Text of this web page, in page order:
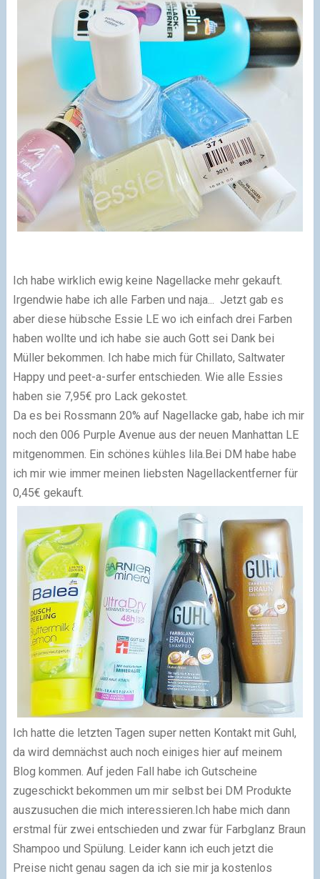
Ich habe wirklich ewig keine Nagellacke mehr gekauft.
Irgendwie habe ich alle Farben und naja... Jetzt gab es
aber diese hübsche Essie LE wo ich einfach drei Farben
haben wollte und ich habe sie auch Gott sei Dank bei
Müller bekommen. Ich habe mich für Chillato, Saltwater
Happy und peet-a-surfer entschieden. Wie alle Essies
haben sie 7,95€ pro Lack gekostet.
Da es bei Rossmann 20% auf Nagellacke gab, habe ich mir
noch den 006 Purple Avenue aus der neuen Manhattan LE
mitgenommen. Ein schönes kühles lila.Bei DM habe habe
ich mir wie immer meinen liebsten Nagellackentferner für
0,45€ gekauft.
Ich hatte die letzten Tagen super netten Kontakt mit Guhl,
da wird demnächst auch noch einiges hier auf meinem
Blog kommen. Auf jeden Fall habe ich Gutscheine
zugeschickt bekommen um mir selbst bei DM Produkte
auszusuchen die mich interessieren. Ich habe mich dann
erstmal für zwei entschieden und zwar für Farbglanz Braun
Shampoo und Spülung. Leider kann ich euch jetzt die
Preise nicht genau sagen da ich sie mir ja kostenlos